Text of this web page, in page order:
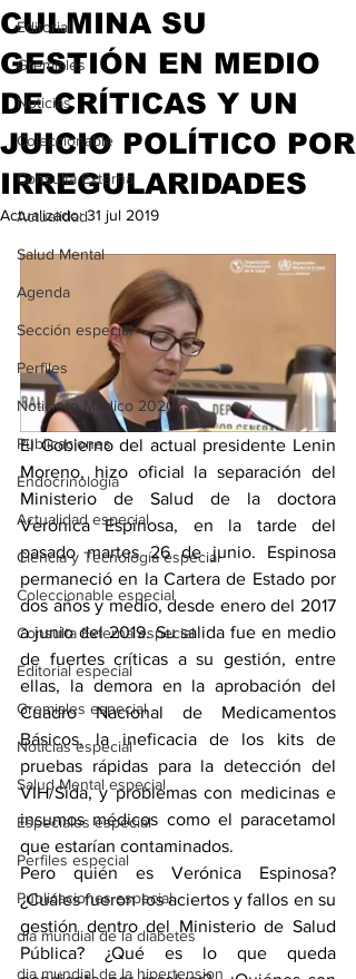
Editorial
Gremiales
Noticias
Coleccionable
Consulta Externa
Actualidad
Salud Mental
Agenda
Sección especial
Perfiles
Noticiero Médico 2020
Publicaciones
Endocrinología
Actualidad especial
Ciencia y Tecnología especial
Coleccionable especial
Consulta Externa especial
Editorial especial
Gremiales especial
Noticias especial
Salud Mental especial
Especiales especial
Perfiles especial
Publicaciones especial
dia mundial de la diabetes
dia mundial de la hipertension
CULMINA SU
GESTIÓN EN MEDIO
DE CRÍTICAS Y UN
JUICIO POLÍTICO POR
IRREGULARIDADES
Actualizado:31 jul 2019
El Gobierno del actual presidente Lenin
Moreno, hizo oficial la separación del
Ministerio de Salud de la doctora
Verónica Espinosa, en la tarde del
pasado martes 26 de junio. Espinosa
permaneció en la Cartera de Estado por
dos años y medio, desde enero del 2017
a junio del 2019. Su salida fue en medio
de fuertes críticas a su gestión, entre
ellas, la demora en la aprobación del
Cuadro Nacional de Medicamentos
Básicos, la ineficacia de los kits de
pruebas rápidas para la detección del
VIH/Sida, y problemas con medicinas e
insumos médicos como el paracetamol
que estarían contaminados.
Pero quién es Verónica Espinosa?
¿Cuáles fueron los aciertos y fallos en su
gestión dentro del Ministerio de Salud
Pública? ¿Qué es lo que queda